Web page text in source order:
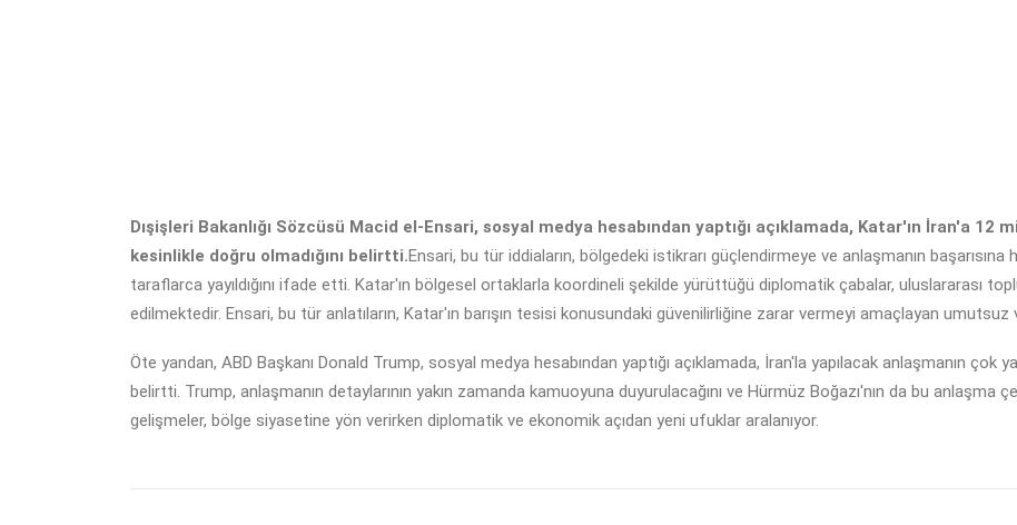
Dışişleri Bakanlığı Sözcüsü Macid el-Ensari, sosyal medya hesabından yaptığı açıklamada, Katar'ın İran'a
kesinlikle doğru olmadığını belirtti.Ensari, bu tür iddiaların, bölgedeki istikrarı güçlendirmeye ve anlaşmanın
taraflarca yayıldığını ifade etti. Katar'ın bölgesel ortaklarla koordineli şekilde yürüttüğü diplomatik çabalar, uluslararası
edilmektedir. Ensari, bu tür anlatıların, Katar'ın barışın tesisi konusundaki güvenilirliğine zarar vermeyi amaçlayan
Öte yandan, ABD Başkanı Donald Trump, sosyal medya hesabından yaptığı açıklamada, İran'la yapılacak anlaşmanın çok
belirtti. Trump, anlaşmanın detaylarının yakın zamanda kamuoyuna duyurulacağını ve Hürmüz Boğazı'nın da bu anlaşma
gelişmeler, bölge siyasetine yön verirken diplomatik ve ekonomik açıdan yeni ufuklar aralanıyor.